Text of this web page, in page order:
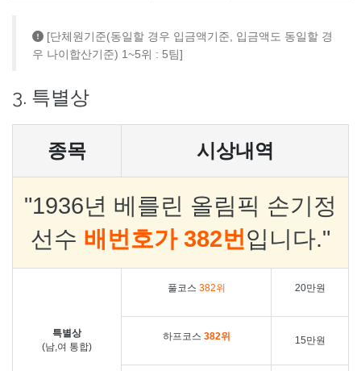
[단체원기준(동일할 경우 입금액기준, 입금액도 동일할 경
우 나이합산기준) 1~5위 : 5팀]
3. 특별상
종목 시상내역
"1936년 베를린 올림픽 손기정
선수 배번호가 382번입니다."
특별상
(남,여 통합)
풀코스 382위 20만원
하프코스 382위 15만원